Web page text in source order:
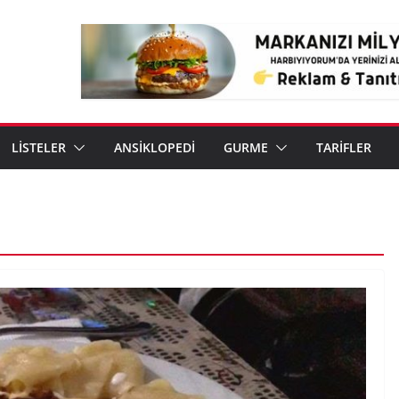
LİSTELER ANSİKLOPEDİ GURME TARİFLER